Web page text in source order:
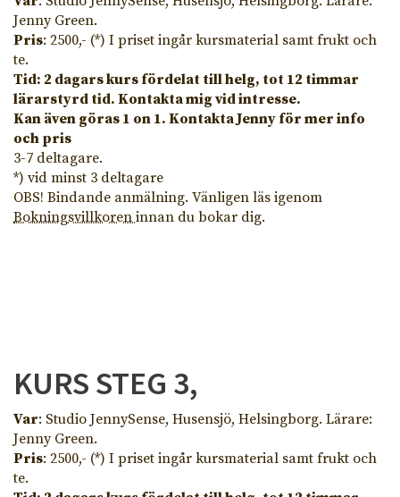
Jenny Green.
Pris: 2500,- (*) I priset ingår kursmaterial samt frukt och
te.
Tid: 2 dagars kurs fördelat till helg, tot 12 timmar
lärarstyrd tid. Kontakta mig vid intresse.
Kan även göras 1 on 1. Kontakta Jenny för mer info
och pris
3-7 deltagare.
*) vid minst 3 deltagare
OBS! Bindande anmälning. Vänligen läs igenom
Bokningsvillkoreninnan du bokar dig.
KURS STEG 3,
Var: Studio JennySense, Husensjö, Helsingborg. Lärare:
Jenny Green.
Pris: 2500,- (*) I priset ingår kursmaterial samt frukt och
te.